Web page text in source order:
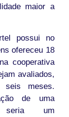
maior a
possui no
ofereceu 18
cooperativa
avaliados,
meses.
de uma
seria um